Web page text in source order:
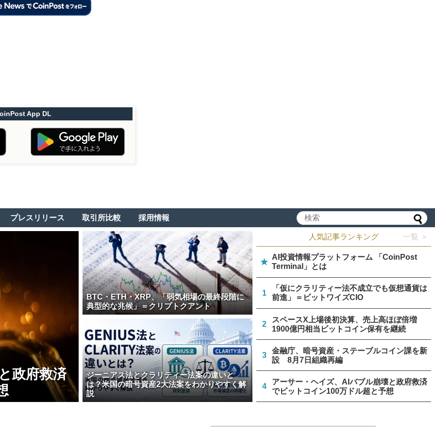
App DL
プレスリリース 取引所比較 採用情報
政府救済
BTC・ETH・XRP、「弱気相場の最終段階に
典型的な兆候」＝クリプトクアント
ジーニアス法とクラリティー法案の違いと
は？米国の暗号資産2大法案をわかりやすく解
説
人気記事ランキング 一覧 ＞
★
AI投資情報プラットフォーム 「CoinPost
Terminal」とは
1
「仮にクラリティー法不成立でも仮想通貨は
前進」＝ビットワイズCIO
2
スペースX上場後初決算、売上高ほぼ倍増
1900億円相当ビットコイン保有を継続
3
金融庁、暗号資産・ステーブルコイン課を新
設 8月7日組織再編
4
アーサー・ヘイズ、AIバブル崩壊と政府救済
でビットコイン100万ドル超と予想